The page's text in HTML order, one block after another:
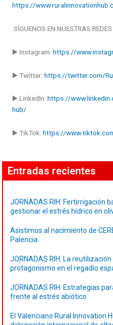
https://
SÍGUENOS EN NUESTRAS
▶️ Instagram:https://
▶️ Twitter:https://twitter.com/
▶️ LinkedIn:https://
hub/
▶️ TikTok:https://
Entradas recientes
JORNADAS RIH: Fertirrigación
gestionar el estrés hídrico en
Asistimos al nacimiento de
Palencia
JORNADAS RIH: La
protagonismo en el regadío
JORNADAS RIH: Estrategias
frente al estrés abiótico
El Valenciano Rural Innovation